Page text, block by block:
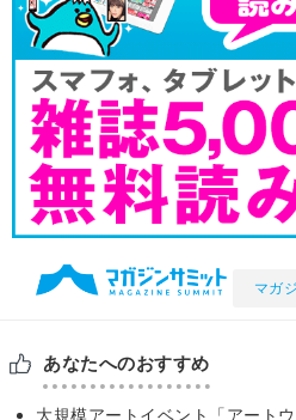
マガ
あなたへのおすすめ
大規模アートイベント「アート